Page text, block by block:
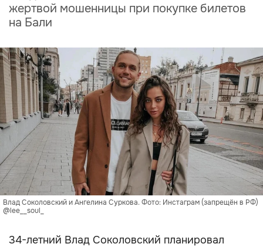
жертвой мошенницы при покупке билетов
на Бали
Влад Соколовский и Ангелина Суркова. Фото: Инстаграм (запрещён в РФ)
@lee__soul_
34-летний Влад Соколовский планировал